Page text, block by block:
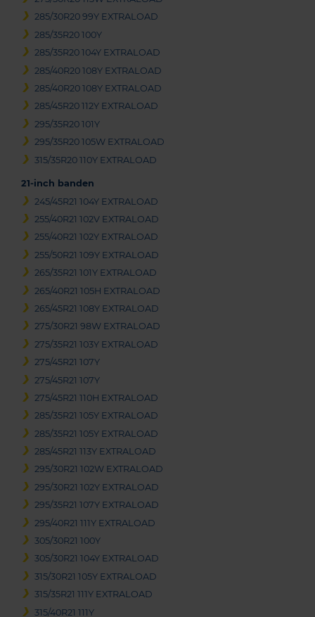
285/30R20 99Y EXTRALOAD
285/35R20 100Y
285/35R20 104Y EXTRALOAD
285/40R20 108Y EXTRALOAD
285/40R20 108Y EXTRALOAD
285/45R20 112Y EXTRALOAD
295/35R20 101Y
295/35R20 105W EXTRALOAD
315/35R20 110Y EXTRALOAD
21-inch banden
245/45R21 104Y EXTRALOAD
255/40R21 102V EXTRALOAD
255/40R21 102Y EXTRALOAD
255/50R21 109Y EXTRALOAD
265/35R21 101Y EXTRALOAD
265/40R21 105H EXTRALOAD
265/45R21 108Y EXTRALOAD
275/30R21 98W EXTRALOAD
275/35R21 103Y EXTRALOAD
275/45R21 107Y
275/45R21 107Y
275/45R21 110H EXTRALOAD
285/35R21 105Y EXTRALOAD
285/35R21 105Y EXTRALOAD
285/45R21 113Y EXTRALOAD
295/30R21 102W EXTRALOAD
295/30R21 102Y EXTRALOAD
295/35R21 107Y EXTRALOAD
295/40R21 111Y EXTRALOAD
305/30R21 100Y
305/30R21 104Y EXTRALOAD
315/30R21 105Y EXTRALOAD
315/35R21 111Y EXTRALOAD
315/40R21 111Y